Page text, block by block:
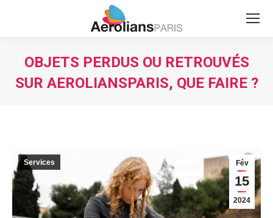
OBJETS PERDUS OU RETROUVÉS
SUR AEROLIANSPARIS, QUE FAIRE ?
Fév
15
2024
Services